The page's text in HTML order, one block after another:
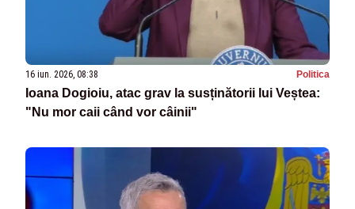
16 iun. 2026, 08:38 Politica
Ioana Dogioiu, atac grav la susținătorii lui Veștea:
"Nu mor caii când vor câinii"